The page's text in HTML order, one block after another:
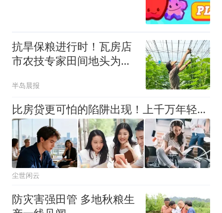
抗旱保粮进行时！瓦房店
市农技专家田间地头为作
半岛晨报
比房贷更可怕的陷阱出现！上千万年轻人成收割目标，五年掏空未来
尘世闲云
防灾害强田管 多地秋粮生